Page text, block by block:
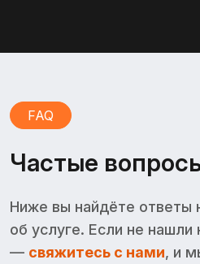
FAQ
Частые
Ниже вы найдёте ответы
об услуге. Если не
— свяжитесь с нами, и